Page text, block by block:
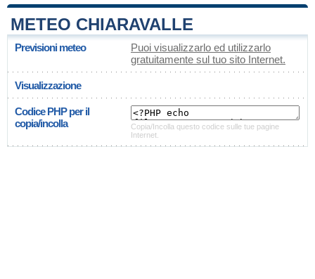
METEO CHIARAVALLE
Previsioni meteo
Puoi visualizzarlo ed utilizzarlo
gratuitamente sul tuo sito Internet.
Visualizzazione
Codice PHP per il
copia/incolla
Copia/Incolla questo codice sulle tue pagine
Internet.